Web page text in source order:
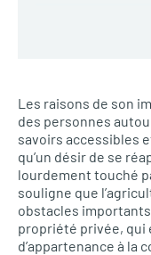
Les raisons de son
des personnes
savoirs accessibles
qu’un désir de se
lourdement touché
souligne que
obstacles
propriété privée,
d’appartenance à la